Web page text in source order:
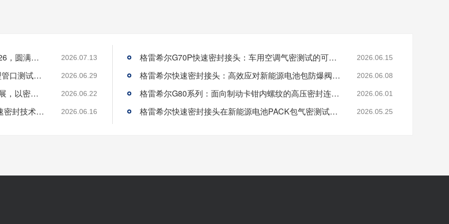
格雷希尔携创新密封测试方案惊艳AMTS 2026，圆满收官 2026.07.13
格雷希尔G72R快速密封接头：汽车空调异型管口测试方案 2026.06.29
格雷希尔GripSeal即将亮相AMTS 2026上海展，以密封技术赋能汽车制造 2026.06.22
格雷希尔GripSeal亮相欧洲行业盛会，以快速密封技术赋能欧洲新能源产业链 2026.06.16
格雷希尔G70P快速密封接头：车用空调气密测试的可靠选择 2026.06.15
格雷希尔快速密封接头：高效应对新能源电池包防爆阀测试难题 2026.06.08
格雷希尔G80系列：面向制动卡钳内螺纹的高压密封连接方案 2026.06.01
格雷希尔快速密封接头在新能源电池PACK包气密测试中的应用 2026.05.25